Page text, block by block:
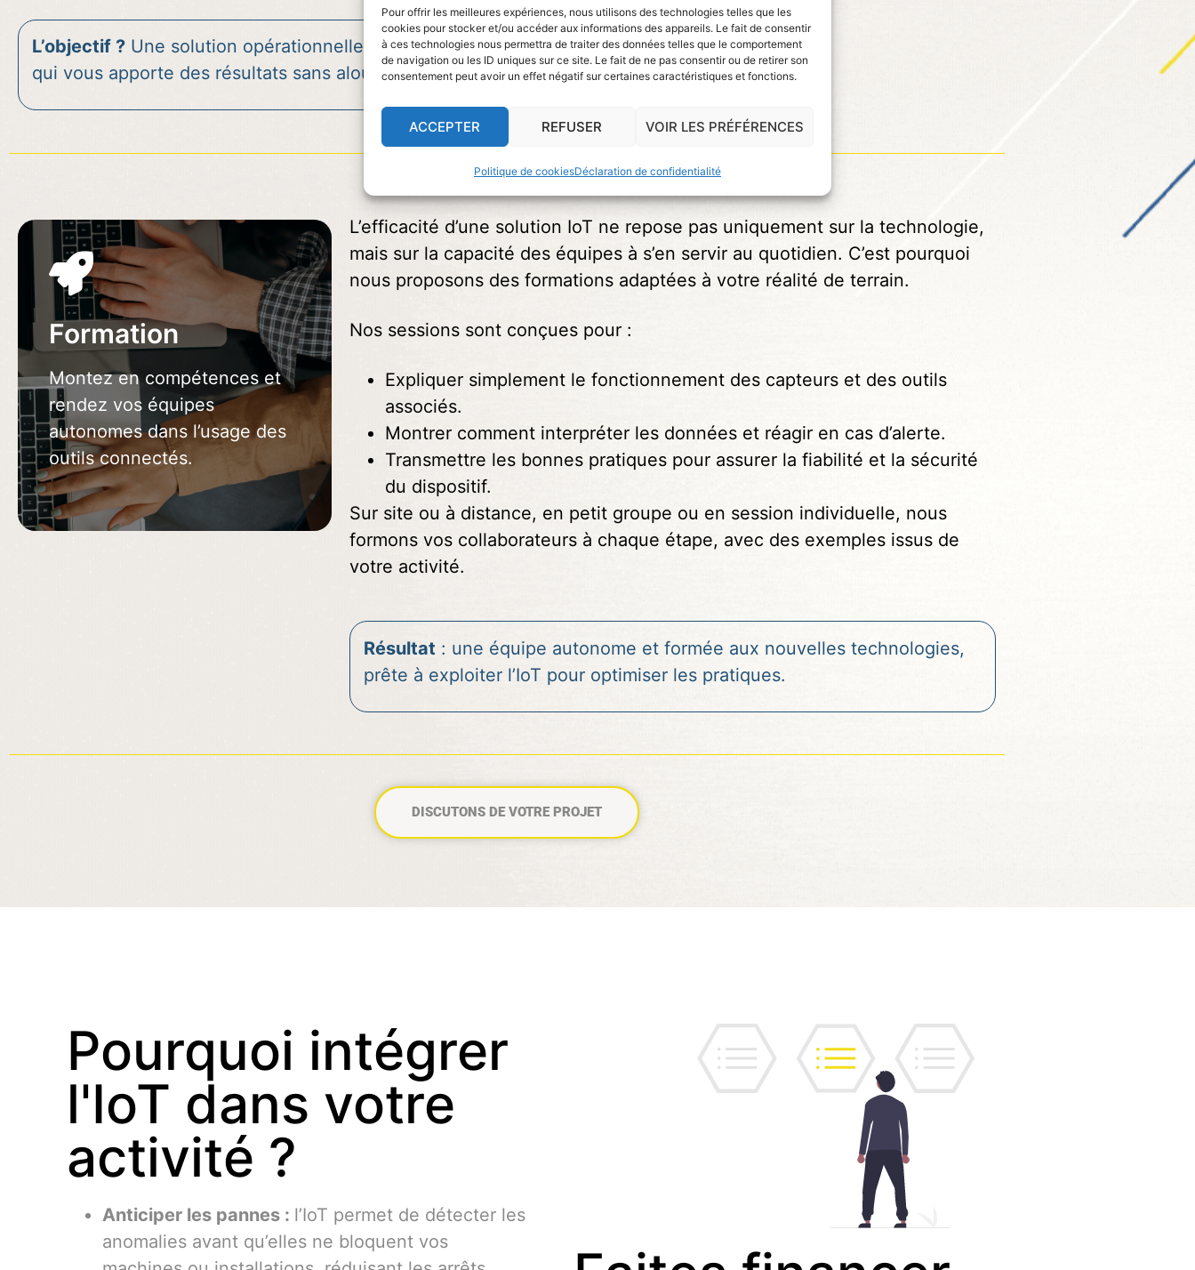
Pour offrir les meilleures expériences, nous utilisons des technologies telles que les
cookies pour stocker et/ou accéder aux informations des appareils. Le fait de consentir
à ces technologies nous permettra de traiter des données telles que le comportement
de navigation ou les ID uniques sur ce site. Le fait de ne pas consentir ou de retirer son
consentement peut avoir un effet négatif sur certaines caractéristiques et fonctions.
ACCEPTER REFUSER VOIR LES PRÉFÉRENCES
Politique de cookiesDéclaration de confidentialité
L’objectif ?Une solution opérationnelle, intégrée à votre quotidien, et
qui vous apporte des résultats sans alourdir vos process.
Formation
Montez en compétences et
rendez vos équipes
autonomes dans l’usage des
outils connectés.
DEMANDEZ VOTRE
DEVIS
L’efficacité d’une solution IoT ne repose pas uniquement sur la technologie,
mais sur la capacité des équipes à s’en servir au quotidien. C’est pourquoi
nous proposons des formations adaptées à votre réalité de terrain.
Nos sessions sont conçues pour :
Expliquer simplement le fonctionnement des capteurs et des outils
associés.
Montrer comment interpréter les données et réagir en cas d’alerte.
Transmettre les bonnes pratiques pour assurer la fiabilité et la sécurité
du dispositif.
Sur site ou à distance, en petit groupe ou en session individuelle, nous
formons vos collaborateurs à chaque étape, avec des exemples issus de
votre activité.
Résultat : une équipe autonome et formée aux nouvelles technologies,
prête à exploiter l’IoT pour optimiser les pratiques.
DISCUTONS DE VOTRE PROJET
Pourquoi intégrer
l'IoT dans votre
activité ?
Anticiper les pannes : l’IoT permet de détecter les
anomalies avant qu’elles ne bloquent vos